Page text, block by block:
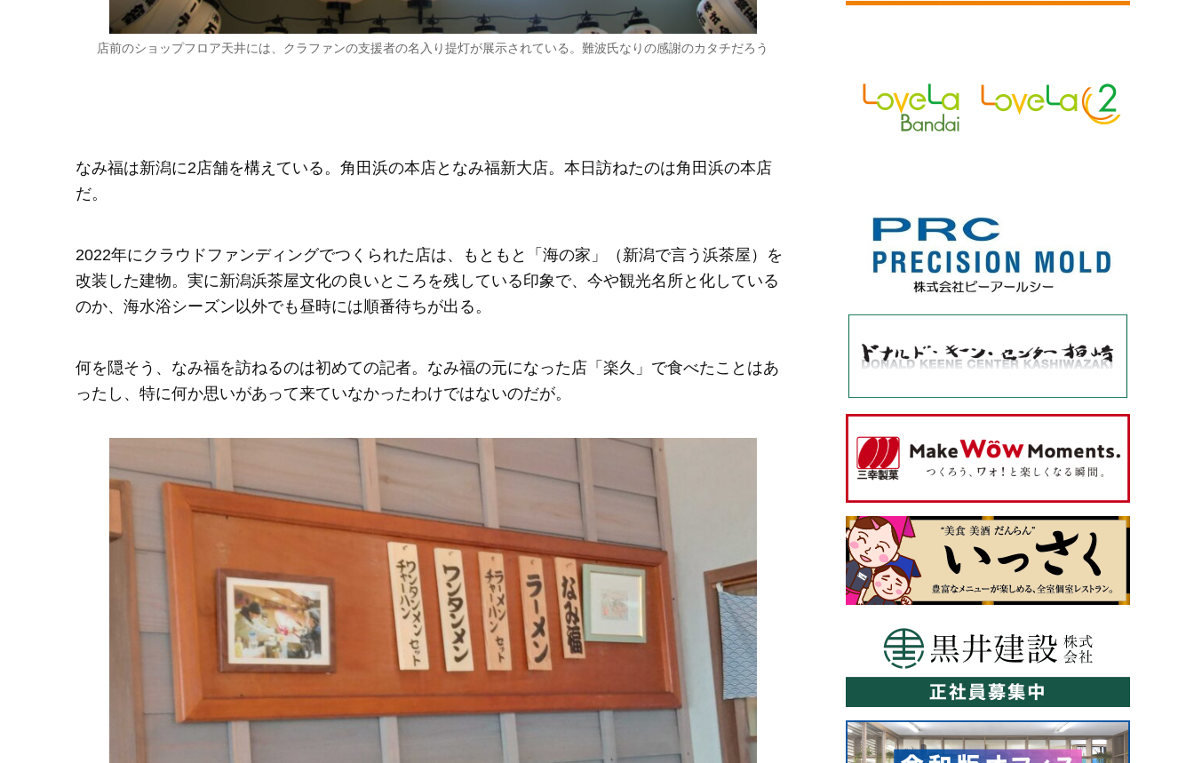
店前のショップフロア天井には、クラファンの支援者の名入り提灯が展示されている。難波氏なりの感謝のカタチだろう
なみ福は新潟に2店舗を構えている。角田浜の本店となみ福新大店。本日訪ねたのは角田浜の本店
だ。
2022年にクラウドファンディングでつくられた店は、もともと「海の家」（新潟で言う浜茶屋）を
改装した建物。実に新潟浜茶屋文化の良いところを残している印象で、今や観光名所と化している
のか、海水浴シーズン以外でも昼時には順番待ちが出る。
何を隠そう、なみ福を訪ねるのは初めての記者。なみ福の元になった店「楽久」で食べたことはあ
ったし、特に何か思いがあって来ていなかったわけではないのだが。